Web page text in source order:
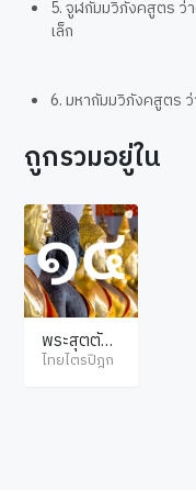
5. จูฬกัมมวิภังคสูตร ว่
เ
6. มหากัมมวิภังคสูตร
ถูกรวมอยู่ใน
พระสุตตัน
ตปิฎก มัชฌิ
ไทยไตรปิฎก